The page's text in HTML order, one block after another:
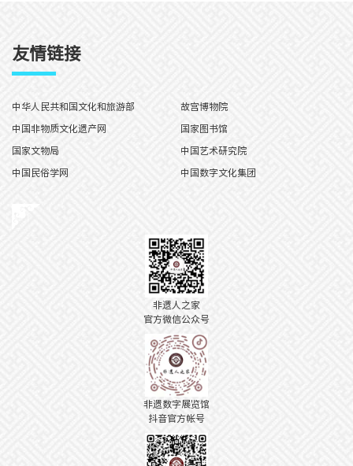
友情链接
中华人民共和国文化和旅游部 故宫博物院
中国非物质文化遗产网 国家图书馆
国家文物局 中国艺术研究院
中国民俗学网 中国数字文化集团
非遗人之家
官方微信公众号
非遗数字展览馆
抖音官方帐号